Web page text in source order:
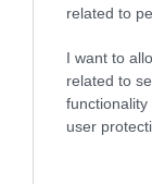
related to
I want to
related to
user